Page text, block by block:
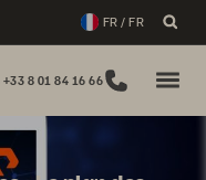
FR / FR
8 01 84 16 66